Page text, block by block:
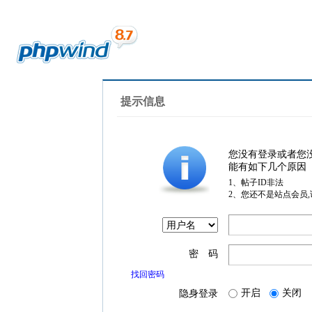
提示信息
您没有登录或者您
能有如下几个原因
1、帖子ID非法
2、您还不是站点会员
密 码
找回密码
隐身登录 开启 关闭